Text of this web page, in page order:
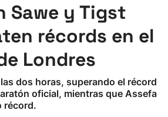
Sawe y Tigst
récords en el
Londres
dos horas, superando el récord
oficial, mientras que Assefa
récord.